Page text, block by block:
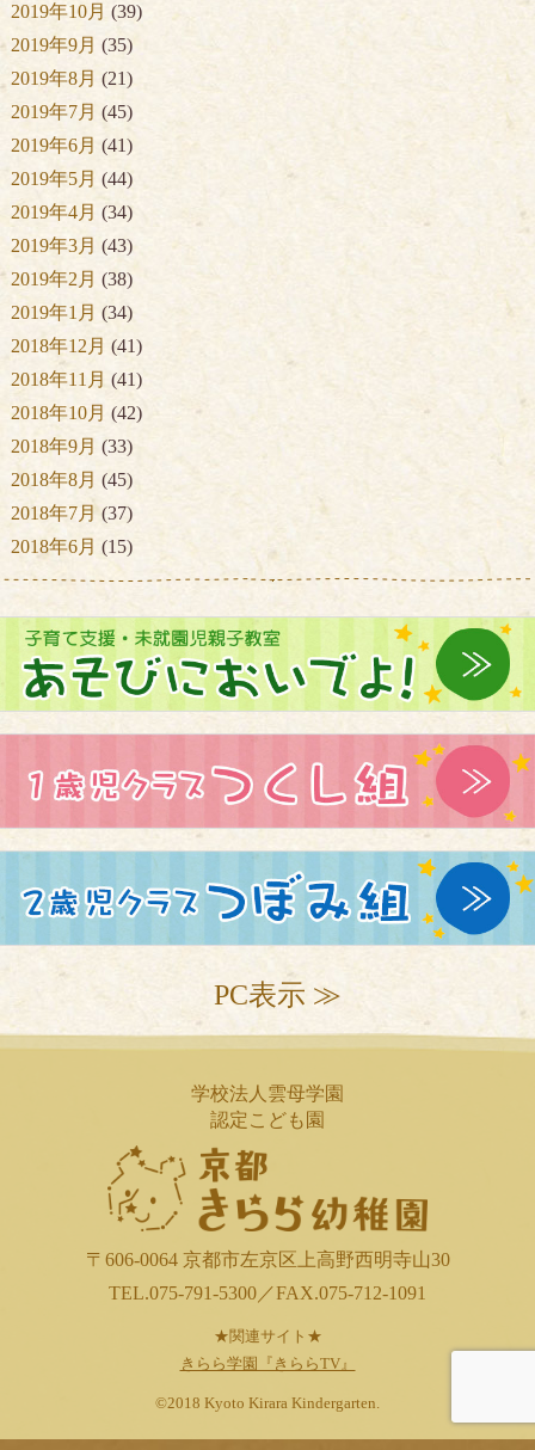
2019年10月 (39)
2019年9月 (35)
2019年8月 (21)
2019年7月 (45)
2019年6月 (41)
2019年5月 (44)
2019年4月 (34)
2019年3月 (43)
2019年2月 (38)
2019年1月 (34)
2018年12月 (41)
2018年11月 (41)
2018年10月 (42)
2018年9月 (33)
2018年8月 (45)
2018年7月(37)
2018年6月 (15)
PC表示 ≫
学校法人雲母学園
認定こども園
〒606-0064 京都市左京区上高野西明寺山30
TEL.075-791-5300／FAX.075-712-1091
★関連サイト★
きらら学園『きららTV』
©2018 Kyoto Kirara Kindergarten.